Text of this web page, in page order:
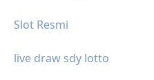
Slot Resmi
live draw sdy lotto